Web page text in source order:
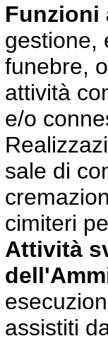
gestione,
funebre,
attività
e/o
sale di
cimiteri
Attività
assistiti